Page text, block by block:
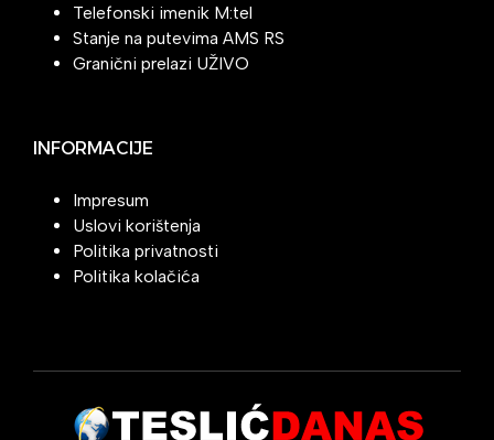
Telefonski imenik M:tel
Stanje na putevima AMS RS
Granični prelazi UŽIVO
INFORMACIJE
Impresum
Uslovi korištenja
Politika privatnosti
Politika kolačića